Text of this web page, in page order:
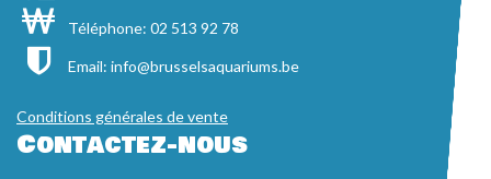
Téléphone: 02 513 92 78
Email: info@brusselsaquariums.be
Conditions générales de vente
Contactez-nous